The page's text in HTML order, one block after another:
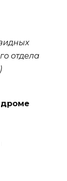
отдела